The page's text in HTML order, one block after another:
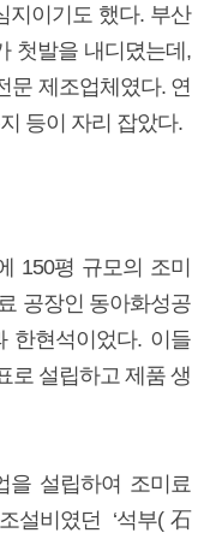
지이기도 했다. 부산
첫발을 내디뎠는데,
문 제조업체였다. 연
등이 자리 잡았다.
150평 규모의 조미
공장인 동아화성공
한현석이었다. 이들
로 설립하고 제품 생
을 설립하여 조미료
설비였던 ‘석부(石